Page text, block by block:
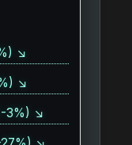
↘
↘
3%) ↘